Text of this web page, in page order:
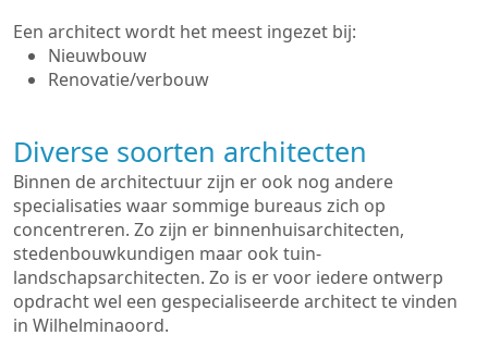
Een architect wordt het meest ingezet bij:
Nieuwbouw
Renovatie/verbouw
Diverse soorten architecten
Binnen de architectuur zijn er ook nog andere
specialisaties waar sommige bureaus zich op
concentreren. Zo zijn er binnenhuisarchitecten,
stedenbouwkundigen maar ook tuin-
landschapsarchitecten. Zo is er voor iedere ontwerp
opdracht wel een gespecialiseerde architect te vinden
in Wilhelminaoord.